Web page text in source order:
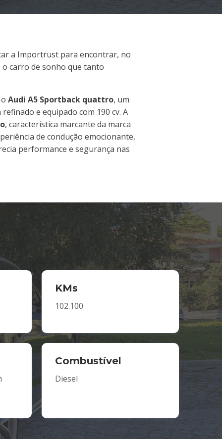
a Importrust para encontrar, no
carro de sonho que tanto
Audi A5 Sportback quattro, um
e equipado com 190 cv. A
, característica marcante da marca
de condução emocionante,
performance e segurança nas
KMs
102.100
Combustível
Diesel